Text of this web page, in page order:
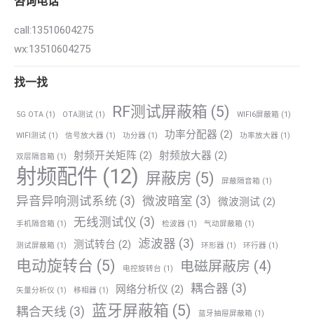
call:13510604275
wx:13510604275
找一找
5G OTA (1) OTA测试 (1) RF测试屏蔽箱 (5) WIFI6屏蔽箱 (1)
WIFI测试 (1) 信号放大器 (1) 功分器 (1) 功率分配器 (2) 功率放大器 (1)
双层隔音箱 (1) 射频开关矩阵 (2) 射频放大器 (2)
射频配件 (12) 屏蔽房 (5) 屏蔽隔音箱 (1)
异音异响测试系统 (3) 微波暗室 (3) 微波测试 (2)
手机隔音箱 (1) 无线测试仪 (3) 检波器 (1) 气动屏蔽箱 (1)
测试屏蔽箱 (1) 测试转台 (2) 滤波器 (3) 环形器 (1) 环行器 (1)
电动旋转台 (5) 电控旋转台 (1) 电磁屏蔽房 (4)
矢量分析仪 (1) 移相器 (1) 网络分析仪 (2) 耦合器 (3)
耦合天线 (3) 蓝牙屏蔽箱 (5) 蓝牙抽屉屏蔽箱 (1)